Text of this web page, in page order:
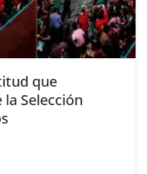
que
Selección